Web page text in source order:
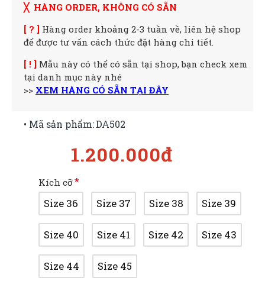
╳ HÀNG ORDER, KHÔNG CÓ SẴN
[ ? ] Hàng order khoảng 2-3 tuần về, liên hệ shop
để được tư vấn cách thức đặt hàng chi tiết.
[ ! ] Mẫu này có thể có sẵn tại shop, bạn check xem
tại danh mục này nhé
>> XEM HÀNG CÓ SẴN TẠI ĐÂY
1.200.000đ
• Mã sản phẩm:DA502
Kích cỡ
Size 36 Size 37 Size 38 Size 39
Size 40 Size 41 Size 42 Size 43
Size 44 Size 45